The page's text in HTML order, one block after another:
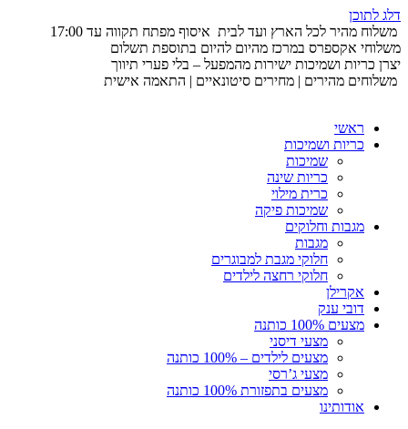
דלג לתוכן
משלוח מהיר לכל הארץ ועד לבית איסוף מפתח תקווה עד 17:00
משלוחי אקספרס במרכז מהיום להיום בתוספת תשלום
יצרן כריות ושמיכות ישירות מהמפעל – בלי פערי תיווך
משלוחים מהירים | מחירים סיטונאיים | התאמה אישית
ראשי
כריות ושמיכות
שמיכות
כריות שינה
כרית מילוי
שמיכות פיקה
מגבות וחלוקים
מגבות
חלוקי מגבת למבוגרים
חלוקי רחצה לילדים
אקרילן
דובי ענק
מצעים 100% כותנה
מצעי דיסני
מצעים לילדים – 100% כותנה
מצעי ג’רסי
מצעים בתפזורת 100% כותנה
אודותינו